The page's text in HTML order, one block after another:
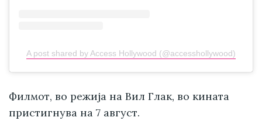
A post shared by Access Hollywood (@accesshollywood)
Филмот, во режија на Вил Глак, во кината
пристигнува на 7 август.